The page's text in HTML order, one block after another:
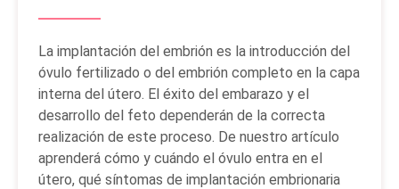
La implantación del embrión es la introducción del
óvulo fertilizado o del embrión completo en la capa
interna del útero. El éxito del embarazo y el
desarrollo del feto dependerán de la correcta
realización de este proceso. De nuestro artículo
aprenderá cómo y cuándo el óvulo entra en el
útero, qué síntomas de implantación embrionaria